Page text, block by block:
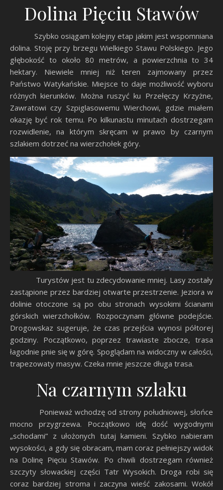
Dolina Pięciu Stawów
Szybko osiągam kolejny etap jakim jest wspomniana
dolina. Stoję przy brzegu Wielkiego Stawu Polskiego. Jego
głębokość to około 80 metrów, a powierzchnia to 34
hektary. Niewiele mniej niż teren zajmowany przez
Państwo Watykańskie. Miejsce to daje możliwość wyboru
różnych kierunków. Można ruszyć ku Przełęczy Krzyżne,
Zawratowi czy Szpiglasowemu Wierchowi, gdzie miałem
okazję być rok temu. Po kilkunastu minutach dostrzegam
rozwidlenie, na którym skręcam w prawo by czarnym
szlakiem dotrzeć na wierzchołek góry.
Turystów jest tu zdecydowanie mniej. Lasy zostały
zastąpione przez bardziej otwarte przestrzenie. Jeziora w
dolinie otoczone są po obu stronach wysokimi ścianami
górskich wierzchołków. Rozpoczynam główne podejście.
Drogowskaz sugeruje, że czas przejścia wynosi półtorej
godziny. Początkowo, poprzez trawiaste zbocze, trasa
łagodnie pnie się w górę. Spoglądam na widoczny w całości,
trapezowaty masyw. Czeka mnie jeszcze długa trasa.
Na czarnym szlaku
Ponieważ wchodzę od strony południowej, słońce
mocno przygrzewa. Początkowo idę dość wygodnymi
„schodami” z ułożonych tutaj kamieni. Szybko nabieram
wysokości, a gdy się obracam, mam coraz pełniejszy widok
na Dolinę Pięciu Stawów. Po chwili dostrzegam również
szczyty słowackiej części Tatr Wysokich. Droga robi się
coraz bardziej stroma i zaczyna wieść zakosami. Wokół